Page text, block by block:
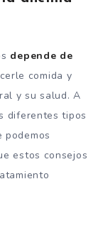
depende de
comida y
y su salud. A
diferentes tipos
estos consejos